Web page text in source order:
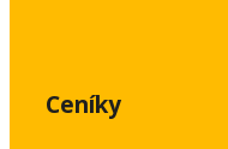
Ceníky